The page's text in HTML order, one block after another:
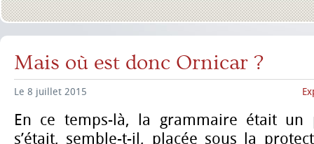
Mais où est donc Ornicar ?
Le 8 juillet 2015
En ce temps-là, la grammaire était un
s’était, semble-t-il, placée sous la